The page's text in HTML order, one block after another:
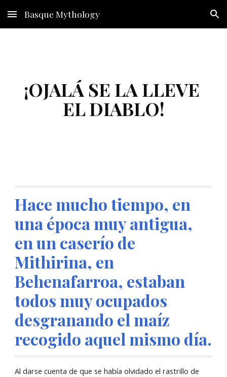
Skip to main content Skip to navigation
Basque Mythology
¡OJALÁ SE LA LLEVE
EL DIABLO!
Hace mucho tiempo, en
una época muy antigua,
en un caserío de
Mithirina, en
Behenafarroa, estaban
todos muy ocupados
desgranando el maíz
recogido aquel mismo día.
Al darse cuenta de que se había olvidado el rastrillo de